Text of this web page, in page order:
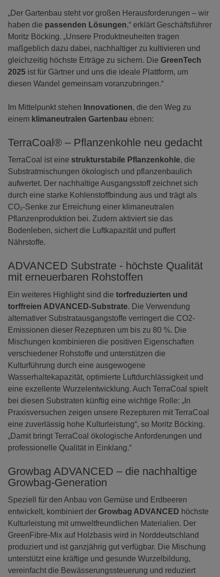
„Der Gartenbau steht vor großen Herausforderungen – wir
haben die passenden Lösungen,“ erklärt Geschäftsführer
Moritz Böcking. „Unsere Produktneuheiten tragen
maßgeblich dazu dabei, nachhaltiger zu kultivieren und
gleichzeitig höchste Erträge zu sichern. Die GreenTech
2025 ist für Gärtner und uns die ideale Plattform, um
diesen Wandel gemeinsam voranzubringen.“
Im Mittelpunkt stehen Innovationen, die den Weg zu
einem klimaneutralen Gartenbau ebnen:
TerraCoal® – Pflanzenkohle neu gedacht
TerraCoal ist eine strukturstabile Pflanzenkohle, die
Substratmischungen ökologisch und pflanzenbaulich
aufwertet. Der nachhaltige Ausgangsstoff zeichnet sich
durch eine starke Kohlenstoffbindung aus und trägt als
CO₂-Senke zur Erreichung einer klimaneutralen
Pflanzenproduktion bei. Zudem aktiviert sie das
Bodenleben, sichert die Luftkapazität und puffert
Nährstoffe.
ADVANCED Substrate - höchste Qualität
mit erneuerbaren Rohstoffen
Ein weiteres Highlight sind die torfreduzierten und
torffreien ADVANCED-Substrate. Die Verwendung
alternativer Substratausgangstoffe verringert die CO2-
Emissionen dieser Rezepturen um bis zu 80 %. Die
Mischungen kombinieren die positiven Eigenschaften
verschiedener Rohstoffe und unterstützen die
Kulturführung durch eine ausgewogene
Wasserhaltekapazität, optimierte Luftdurchlässigkeit und
eine exzellente Wurzelentwicklung. Auch TerraCoal spielt
bei diesen Substraten künftig eine wichtige Rolle: „In
Praxisversuchen zeigen unsere Rezepturen mit TerraCoal
eine zuverlässig hohe Kulturleistung“, so Moritz Böcking.
„Damit bringt TerraCoal ökologische Anforderungen und
professionelle Qualität in Einklang.“
Growbag ADVANCED – die nachhaltige
Growbag-Generation
Speziell für den Anbau von Gemüse und Erdbeeren
entwickelt, kombiniert der Growbag ADVANCED höchste
Kulturleistung mit umweltfreundlichen Materialien. Der
GreenFibre-Mix auf Holzbasis wird in Norddeutschland
produziert und ist ganzjährig gut verfügbar. Die Mischung
unterstützt eine kräftige und gesunde Wurzelbildung,
vereinfacht die Bewässerungssteuerung und reduziert